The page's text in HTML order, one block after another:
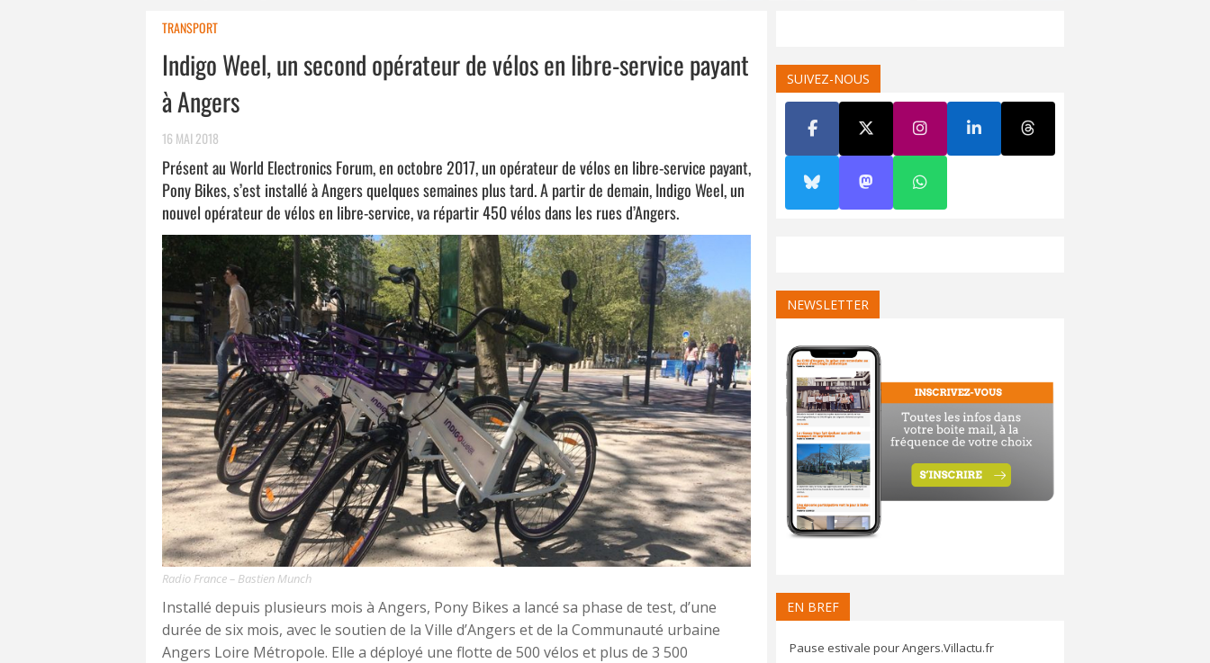
TRANSPORT
Indigo Weel, un second opérateur de vélos en libre-service payant
à Angers
16 MAI 2018
Présent au World Electronics Forum, en octobre 2017, un opérateur de vélos en libre-service payant,
Pony Bikes, s’est installé à Angers quelques semaines plus tard. A partir de demain, Indigo Weel, un
nouvel opérateur de vélos en libre-service, va répartir 450 vélos dans les rues d’Angers.
Radio France – Bastien Munch
Installé depuis plusieurs mois à Angers, Pony Bikes a lancé sa phase de test, d’une
durée de six mois, avec le soutien de la Ville d’Angers et de la Communauté urbaine
Angers Loire Métropole. Elle a déployé une flotte de 500 vélos et plus de 3 500
SUIVEZ-NOUS
NEWSLETTER
EN BREF
Pause estivale pour Angers.Villactu.fr